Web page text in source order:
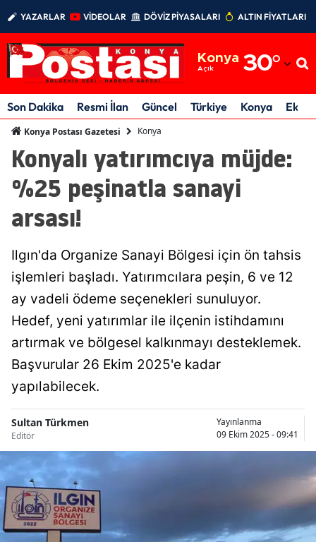
YAZARLAR VİDEOLAR DÖVİZ PİYASALARI ALTIN FİYATLARI
Konya
Açık 30°
Adıyaman
Afyonkarahisar
Amasya
Ankara
Aydın
Balıkesir
Bingöl
Bolu
Çankırı
Son Dakika Resmi İlan Güncel Türkiye Konya
Konya Postası Gazetesi Konya
Konyalı yatırımcıya müjde:
%25 peşinatla sanayi
arsası!
Ilgın'da Organize Sanayi Bölgesi için ön tahsis
işlemleri başladı. Yatırımcılara peşin, 6 ve 12
ay vadeli ödeme seçenekleri sunuluyor.
Hedef, yeni yatırımlar ile ilçenin istihdamını
artırmak ve bölgesel kalkınmayı desteklemek.
Başvurular 26 Ekim 2025'e kadar
yapılabilecek.
Sultan Türkmen
Editör
Yayınlanma
09 Ekim 2025 - 09:41